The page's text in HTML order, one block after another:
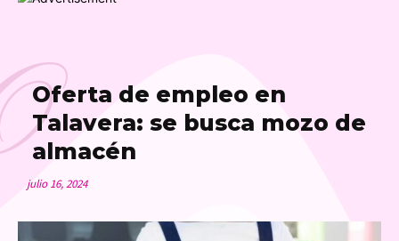
Oferta de empleo en
Talavera: se busca mozo de
almacén
julio 16, 2024